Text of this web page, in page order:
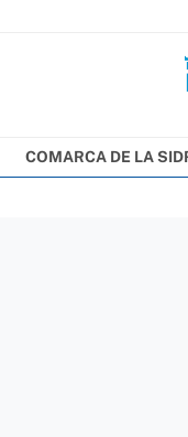
COMARCA DE LA